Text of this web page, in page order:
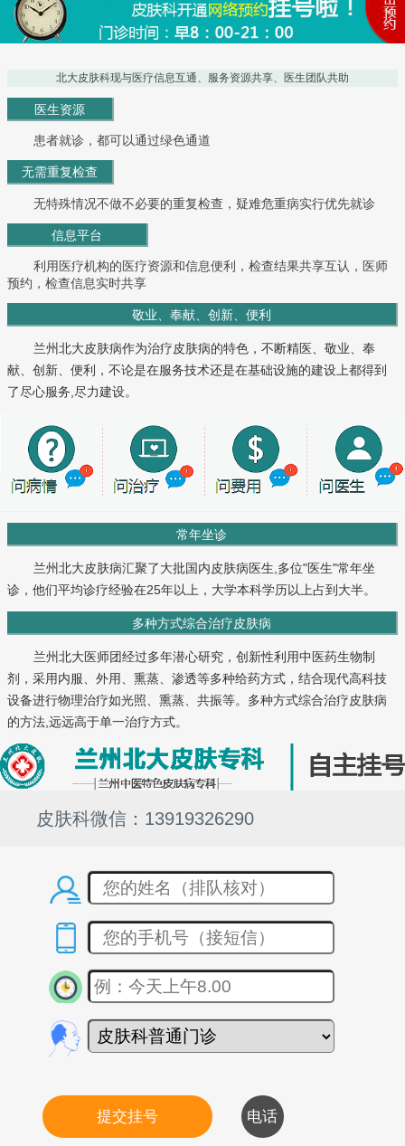
北大皮肤科现与医疗信息互通、服务资源共享、医生团队共助
医生资源
患者就诊，都可以通过绿色通道
无需重复检查
无特殊情况不做不必要的重复检查，疑难危重病实行优先就诊
信息平台
利用医疗机构的医疗资源和信息便利，检查结果共享互认，医师
预约，检查信息实时共享
敬业、奉献、创新、便利
兰州北大皮肤病作为治疗皮肤病的特色，不断精医、敬业、奉
献、创新、便利，不论是在服务技术还是在基础设施的建设上都得到
了尽心服务,尽力建设。
常年坐诊
兰州北大皮肤病汇聚了大批国内皮肤病医生,多位"医生"常年坐
诊，他们平均诊疗经验在25年以上，大学本科学历以上占到大半。
多种方式综合治疗皮肤病
兰州北大医师团经过多年潜心研究，创新性利用中医药生物制
剂，采用内服、外用、熏蒸、渗透等多种给药方式，结合现代高科技
设备进行物理治疗如光照、熏蒸、共振等。多种方式综合治疗皮肤病
的方法,远远高于单一治疗方式。
皮肤科微信：13919326290